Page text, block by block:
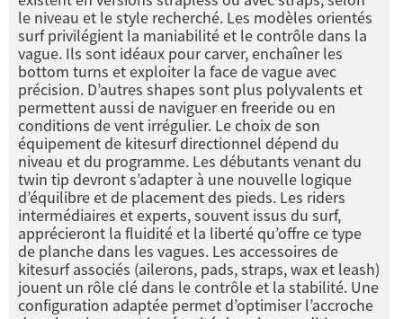
le niveau et le style recherché. Les modèles orientés
surf privilégient la maniabilité et le contrôle dans la
vague. Ils sont idéaux pour carver, enchaîner les
bottom turns et exploiter la face de vague avec
précision. D’autres shapes sont plus polyvalents et
permettent aussi de naviguer en freeride ou en
conditions de vent irrégulier. Le choix de son
équipement de kitesurf directionnel dépend du
niveau et du programme. Les débutants venant du
twin tip devront s’adapter à une nouvelle logique
d’équilibre et de placement des pieds. Les riders
intermédiaires et experts, souvent issus du surf,
apprécieront la fluidité et la liberté qu’offre ce type
de planche dans les vagues. Les accessoires de
kitesurf associés (ailerons, pads, straps, wax et leash)
jouent un rôle clé dans le contrôle et la stabilité. Une
configuration adaptée permet d’optimiser l’accroche